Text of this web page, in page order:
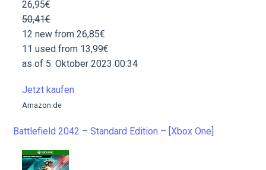
26,95€
50,41€
12 new from 26,85€
11 used from 13,99€
as of 5. Oktober 2023 00:34
Jetzt kaufen
Amazon.de
Battlefield 2042 – Standard Edition – [Xbox One]